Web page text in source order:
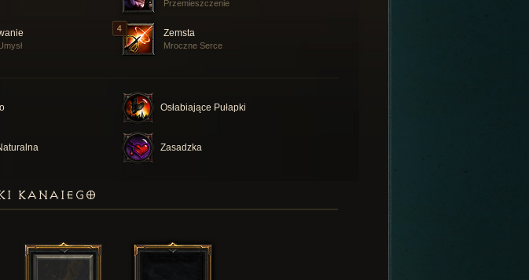
Przemieszczenie
Zemsta
Mroczne Serce
Osłabiające Pułapki
Zasadzka
KANAIEGO